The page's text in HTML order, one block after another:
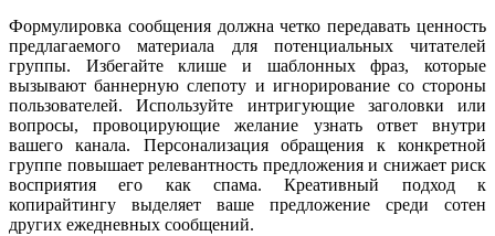
Формулировка сообщения должна четко передавать ценность
предлагаемого материала для потенциальных читателей
группы. Избегайте клише и шаблонных фраз, которые
вызывают баннерную слепоту и игнорирование со стороны
пользователей. Используйте интригующие заголовки или
вопросы, провоцирующие желание узнать ответ внутри
вашего канала. Персонализация обращения к конкретной
группе повышает релевантность предложения и снижает риск
восприятия его как спама. Креативный подход к
копирайтингу выделяет ваше предложение среди сотен
других ежедневных сообщений.